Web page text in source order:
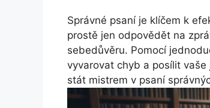
Správné psaní je klíčem k
prostě jen odpovědět na
sebedůvěru. Pomocí
vyvarovat chyb a posílit
stát mistrem v psaní